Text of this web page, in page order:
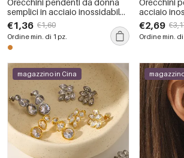
Orecchini pendenti da donna
semplici in acciaio inossidabile
color oro, impermeabili.
€1,36 €1,60
Ordine min. di 1 pz.
Orecchini
acciaio
stile
€2,69
Ordine min. di
magazzino in Cina